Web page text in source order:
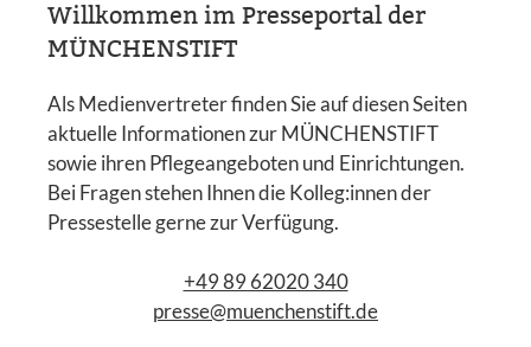
Willkommen im Presseportal der
MÜNCHENSTIFT
Als Medienvertreter finden Sie auf diesen Seiten
aktuelle Informationen zur MÜNCHENSTIFT
sowie ihren Pflegeangeboten und Einrichtungen.
Bei Fragen stehen Ihnen die Kolleg:innen der
Pressestelle gerne zur Verfügung.
+49 89 62020 340
presse@muenchenstift.de